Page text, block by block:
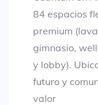
84 espacios
premium
gimnasio,
y lobby).
futuro y
valor